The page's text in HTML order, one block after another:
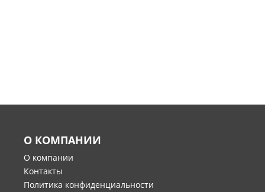
О КОМПАНИИ
О компании
Контакты
Политика конфиденциальности